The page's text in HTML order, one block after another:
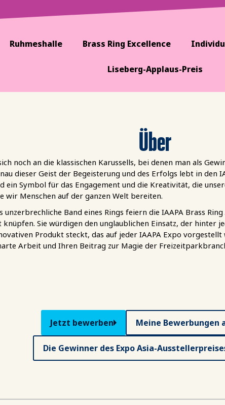
Ruhmeshalle Brass Ring Excellence
Liseberg-Applaus-Preis
Über
noch an die klassischen Karussells, bei denen man als
dieser Geist der Begeisterung und des Erfolgs lebt in den
ein Symbol für das Engagement und die Kreativität, die
wir Menschen auf der ganzen Welt bereiten.
unzerbrechliche Band eines Rings feiern die IAAPA Brass
knüpfen. Sie würdigen den unglaublichen Einsatz, der hinter
Produkt steckt, das auf jeder IAAPA Expo vorgestellt
Arbeit und Ihren Beitrag zur Magie der
Jetzt bewerben Meine Bewerbungen
Die Gewinner des Expo Asia-